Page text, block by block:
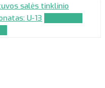
salės tinklinio
U-13